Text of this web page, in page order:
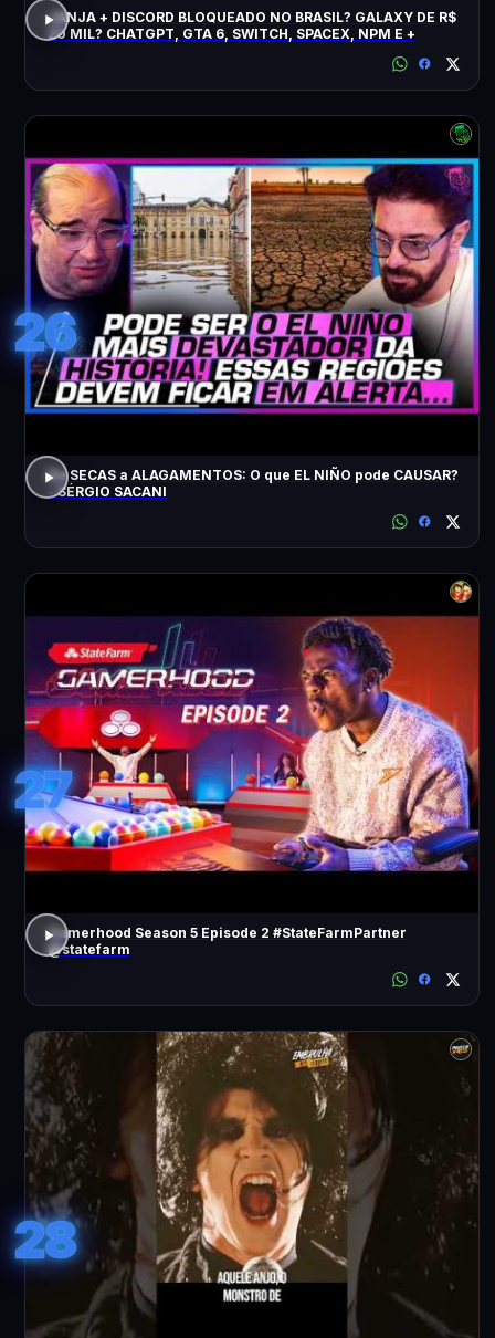
JANJA + DISCORD BLOQUEADO NO BRASIL? GALAXY DE R$
20 MIL? CHATGPT, GTA 6, SWITCH, SPACEX, NPM E +
26
De SECAS a ALAGAMENTOS: O que EL NIÑO pode CAUSAR?
- SÉRGIO SACANI
27
Gamerhood Season 5 Episode 2 #StateFarmPartner
@statefarm
28